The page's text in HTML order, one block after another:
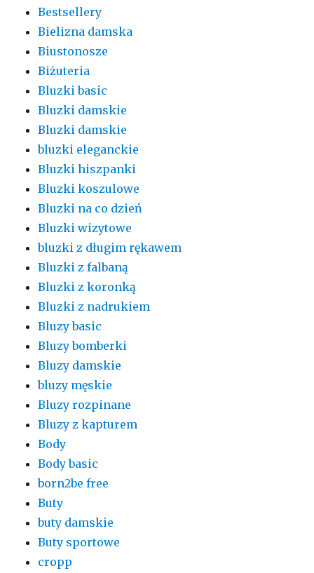
Bestsellery
Bielizna damska
Biustonosze
Biżuteria
Bluzki basic
Bluzki damskie
Bluzki damskie
bluzki eleganckie
Bluzki hiszpanki
Bluzki koszulowe
Bluzki na co dzień
Bluzki wizytowe
bluzki z długim rękawem
Bluzki z falbaną
Bluzki z koronką
Bluzki z nadrukiem
Bluzy basic
Bluzy bomberki
Bluzy damskie
bluzy męskie
Bluzy rozpinane
Bluzy z kapturem
Body
Body basic
born2be free
Buty
buty damskie
Buty sportowe
cropp